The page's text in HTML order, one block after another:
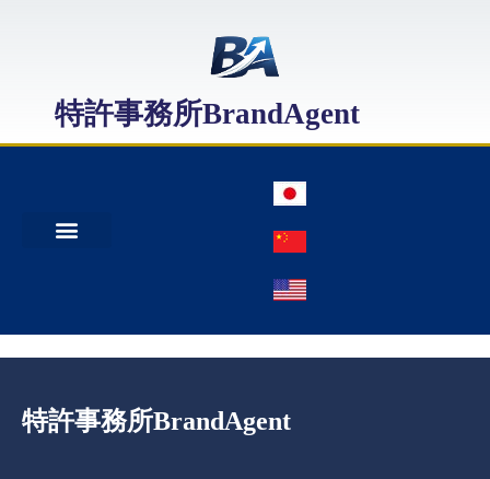
特許事務所BrandAgent
特許事務所BrandAgent